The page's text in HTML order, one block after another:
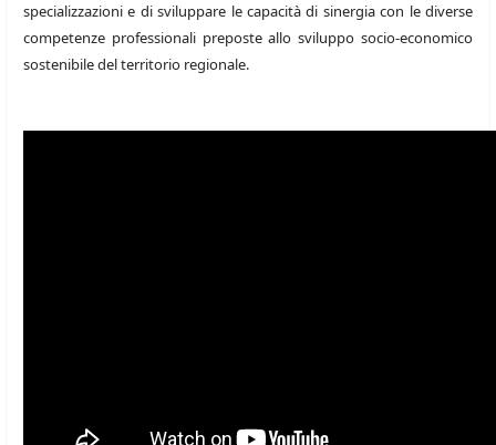
specializzazioni e di sviluppare le capacità di sinergia con le diverse
competenze professionali preposte allo sviluppo socio-economico
sostenibile del territorio regionale.